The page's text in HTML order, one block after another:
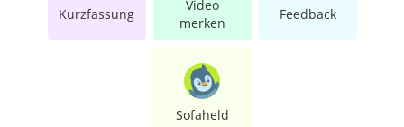
Kurzfassung
Video
merken
Feedback
Sofaheld